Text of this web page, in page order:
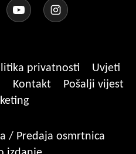
privatnosti
Uvjeti
Kontakt
Pošalji vijest
/ Predaja osmrtnica